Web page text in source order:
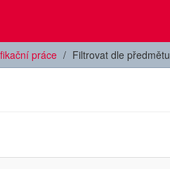
práce Filtrovat dle předmětu